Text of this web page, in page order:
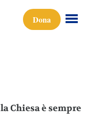
Dona
Chiesa è sempre